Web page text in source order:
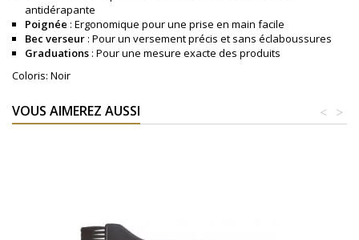
antidérapante
Poignée : Ergonomique pour une prise en main facile
Bec verseur : Pour un versement précis et sans éclaboussures
Graduations : Pour une mesure exacte des produits
Coloris: Noir
VOUS AIMEREZ AUSSI >
<